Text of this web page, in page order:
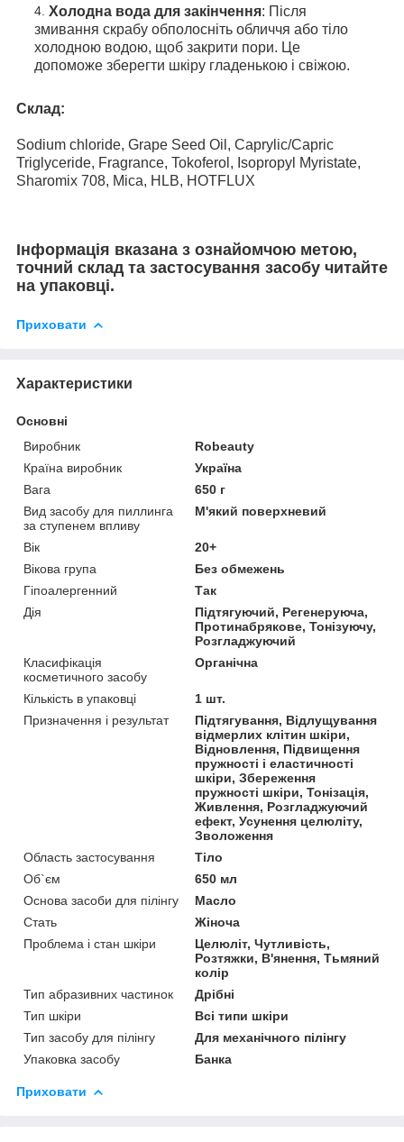
Холодна вода для закінчення: Після
змивання скрабу обполосніть обличчя або тіло
холодною водою, щоб закрити пори. Це
допоможе зберегти шкіру гладенькою і свіжою.
Склад:
Sodium chloride, Grape Seed Oil, Caprylic/Capric
Triglyceride, Fragrance, Tokoferol, Isopropyl Myristate,
Sharomix 708, Mica, HLB, HOTFLUX
Інформація вказана з ознайомчою метою,
точний склад та застосування засобу читайте
на упаковці.
Приховати
Характеристики
Основні
Виробник
Robeauty
Країна виробник
Україна
Вага
650 г
Вид засобу для пиллинга
за ступенем впливу
М'який поверхневий
Вік
20+
Вікова група
Без обмежень
Гіпоалергенний
Так
Дія
Підтягуючий, Регенеруюча,
Протинабрякове, Тонізуючу,
Розгладжуючий
Класифікація
косметичного засобу
Органічна
Кількість в упаковці
1 шт.
Призначення і результат
Підтягування, Відлущування
відмерлих клітин шкіри,
Відновлення, Підвищення
пружності і еластичності
шкіри, Збереження
пружності шкіри, Тонізація,
Живлення, Розгладжуючий
ефект, Усунення целюліту,
Зволоження
Область застосування
Тіло
Об`єм
650 мл
Основа засоби для пілінгу
Масло
Стать
Жіноча
Проблема і стан шкіри
Целюліт, Чутливість,
Розтяжки, В'янення, Тьмяний
колір
Тип абразивних частинок
Дрібні
Тип шкіри
Всі типи шкіри
Тип засобу для пілінгу
Для механічного пілінгу
Упаковка засобу
Банка
Приховати